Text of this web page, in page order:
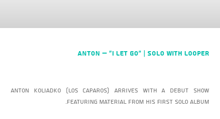
ANTON – “I Let Go” | Solo with Looper
Anton Koliadko (Los Caparos) arrives with a debut show
featuring material from his first solo album.